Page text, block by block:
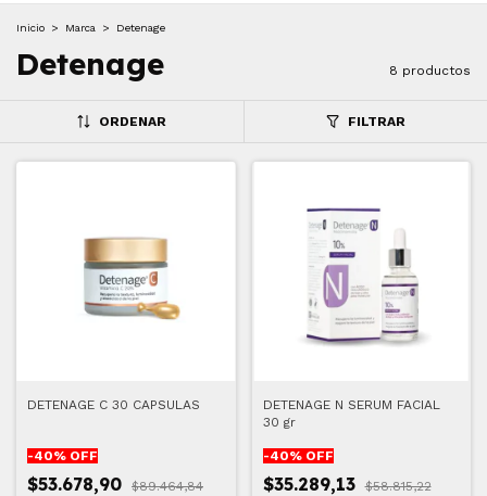
Inicio > Marca > Detenage
Detenage 8 productos
ORDENAR FILTRAR
DETENAGE C 30 CAPSULAS
-40% OFF
$53.678,90
$89.464,84
DETENAGE N SERUM FACIAL
30 gr
-40% OFF
$35.289,13
$58.815,22